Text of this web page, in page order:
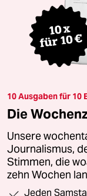
10 Ausgaben für 10
Die
Unsere
Journalismus,
Stimmen, die
zehn Wochen
Jeden